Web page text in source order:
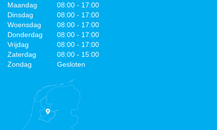
Maandag
08:00 - 17:00
Dinsdag
08:00 - 17:00
Woensdag
08:00 - 17:00
Donderdag
08:00 - 17:00
Vrijdag
08:00 - 17:00
Zaterdag
08:00 - 15:00
Zondag
Gesloten